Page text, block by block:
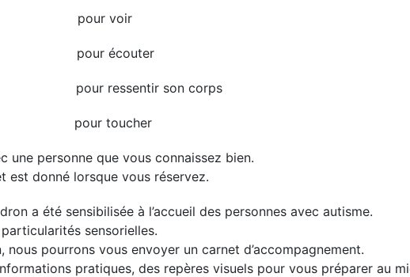
pour voir
pour écouter
pour ressentir son corps
pour toucher
une personne que vous connaissez bien.
est donné lorsque vous réservez.
a été sensibilisée à l’accueil des personnes avec autisme.
sensorielles.
pourrons vous envoyer un carnet d’accompagnement.
pratiques, des repères visuels pour vous préparer au